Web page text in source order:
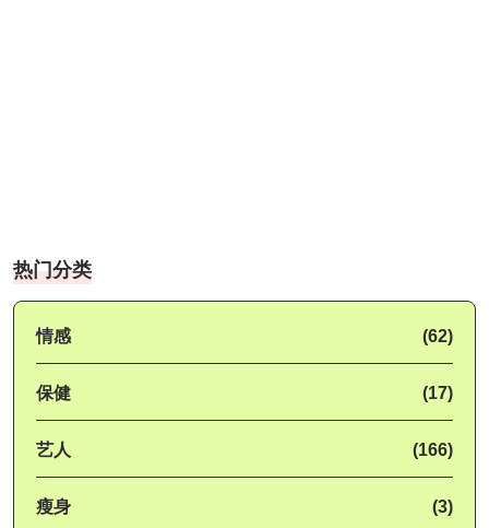
热门分类
情感 (62)
保健 (17)
艺人 (166)
瘦身 (3)